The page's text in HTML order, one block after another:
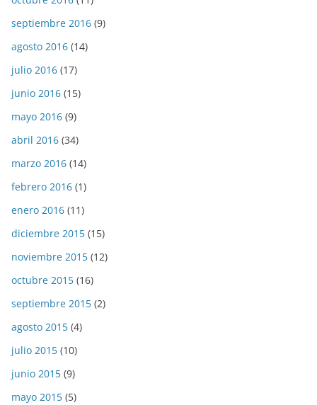
septiembre 2016 (9)
agosto 2016 (14)
julio 2016 (17)
junio 2016 (15)
mayo 2016 (9)
abril 2016 (34)
marzo 2016 (14)
febrero 2016 (1)
enero 2016 (11)
diciembre 2015 (15)
noviembre 2015 (12)
octubre 2015 (16)
septiembre 2015 (2)
agosto 2015 (4)
julio 2015 (10)
junio 2015 (9)
mayo 2015 (5)